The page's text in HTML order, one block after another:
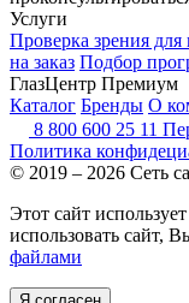
Услуги
Проверка зрения для
на заказ Подбор
ГлазЦентр Премиум
Каталог Бренды О
8 800 600 25 11
Политика
© 2019 – 2026 Сеть
Этот сайт
использовать сайт,
файлами